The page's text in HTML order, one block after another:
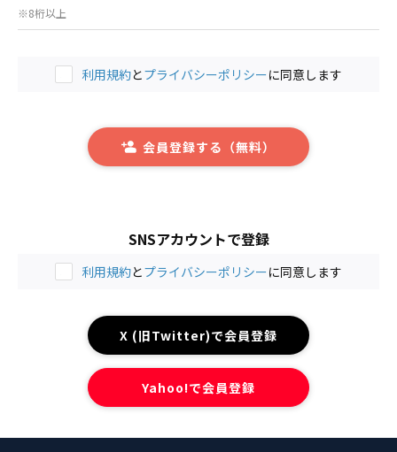
SNSアカウントで登録
利用規約とプライバシーポリシーに同意します
X (旧Twitter)で会員登録
Yahoo!で会員登録
※8桁以上
利用規約とプライバシーポリシーに同意します
会員登録する（無料）